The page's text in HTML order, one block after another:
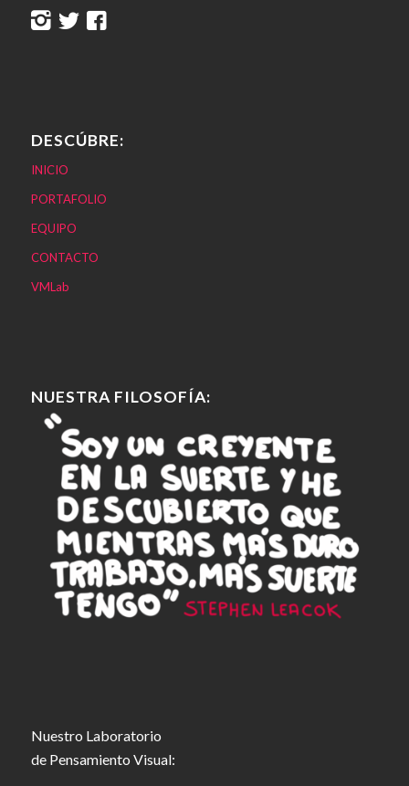
DESCÚBRE:
INICIO
PORTAFOLIO
EQUIPO
CONTACTO
VMLab
NUESTRA FILOSOFÍA:
Nuestro Laboratorio
de Pensamiento Visual: